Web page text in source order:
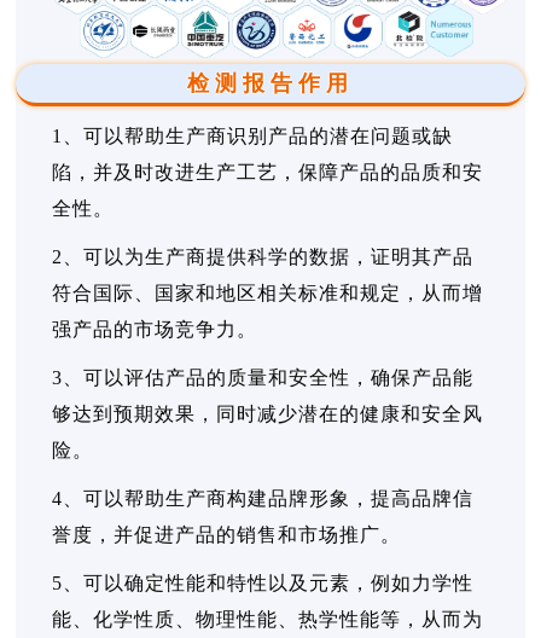
检测报告作用
1、可以帮助生产商识别产品的潜在问题或缺
陷，并及时改进生产工艺，保障产品的品质和安
全性。
2、可以为生产商提供科学的数据，证明其产品
符合国际、国家和地区相关标准和规定，从而增
强产品的市场竞争力。
3、可以评估产品的质量和安全性，确保产品能
够达到预期效果，同时减少潜在的健康和安全风
险。
4、可以帮助生产商构建品牌形象，提高品牌信
誉度，并促进产品的销售和市场推广。
5、可以确定性能和特性以及元素，例如力学性
能、化学性质、物理性能、热学性能等，从而为